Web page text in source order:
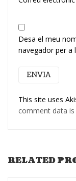
Desa el meu
navegador per a
This site uses
comment data is
RELATED